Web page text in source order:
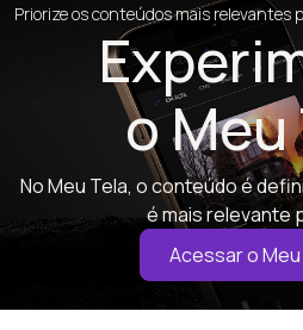
Priorize os conteúdos mais relevantes
o Meu
No Meu Tela, o conteúdo é
é mais relevante
Acessar o